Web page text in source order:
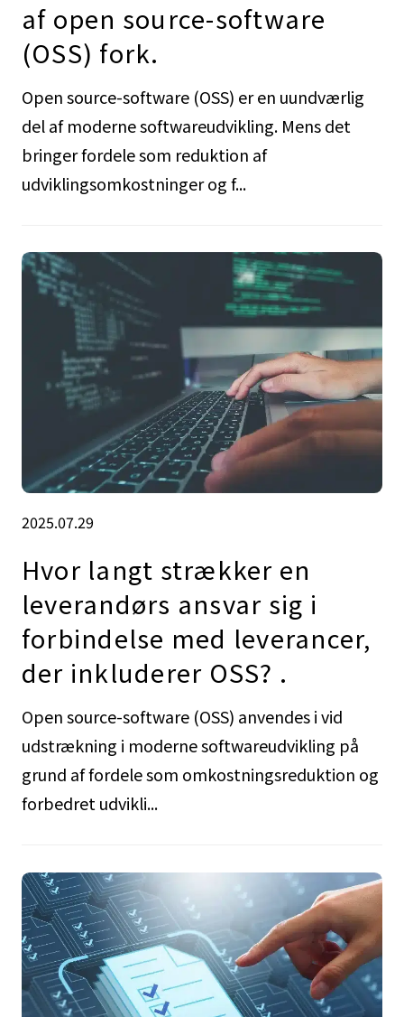
af open source-software
(OSS) fork.
Open source-software (OSS) er en uundværlig
del af moderne softwareudvikling. Mens det
bringer fordele som reduktion af
udviklingsomkostninger og f...
2025.07.29
Hvor langt strækker en
leverandørs ansvar sig i
forbindelse med leverancer,
der inkluderer OSS? .
Open source-software (OSS) anvendes i vid
udstrækning i moderne softwareudvikling på
grund af fordele som omkostningsreduktion og
forbedret udvikli...